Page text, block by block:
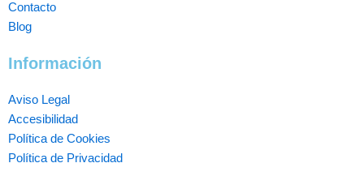
Contacto
Blog
Información
Aviso Legal
Accesibilidad
Política de Cookies
Política de Privacidad